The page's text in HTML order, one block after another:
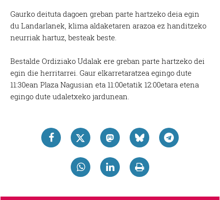
Gaurko deituta dagoen greban parte hartzeko deia egin
du Landarlanek, klima aldaketaren arazoa ez handitzeko
neurriak hartuz, besteak beste.
Bestalde Ordiziako Udalak ere greban parte hartzeko dei
egin die herritarrei. Gaur elkarretaratzea egingo dute
11:30ean Plaza Nagusian eta 11:00etatik 12:00etara etena
egingo dute udaletxeko jardunean.